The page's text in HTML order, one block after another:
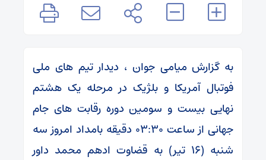
به گزارش میامی جوان ، دیدار تیم های ملی
فوتبال آمریکا و بلژیک در مرحله یک هشتم
نهایی بیست و سومین دوره رقابت های جام
جهانی از ساعت ۰۳:۳۰ دقیقه بامداد امروز سه
شنبه (۱۶ تیر) به قضاوت ادهم محمد داور